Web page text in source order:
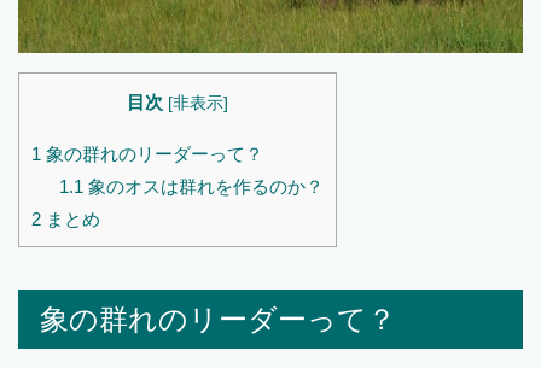
目次 [非表示]
1 象の群れのリーダーって？
1.1 象のオスは群れを作るのか？
2 まとめ
象の群れのリーダーって？